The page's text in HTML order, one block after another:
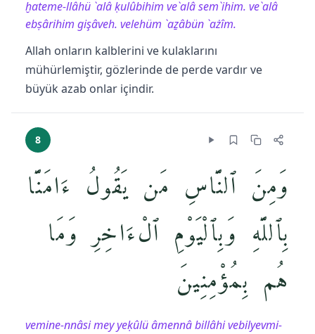
ḫateme-llâhü `alâ ḳulûbihim ve`alâ sem`ihim. ve`alâ
ebṣârihim gişâveh. velehüm `aẕâbün `ażîm.
Allah onların kalblerini ve kulaklarını
mühürlemiştir, gözlerinde de perde vardır ve
büyük azab onlar içindir.
8
وَمِنَ ٱلنَّاسِ مَن يَقُولُ ءَامَنَّا
بِٱللَّهِ وَبِٱلْيَوْمِ ٱلْءَاخِرِ وَمَا
هُم بِمُؤْمِنِينَ
vemine-nnâsi mey yeḳûlü âmennâ billâhi vebilyevmi-